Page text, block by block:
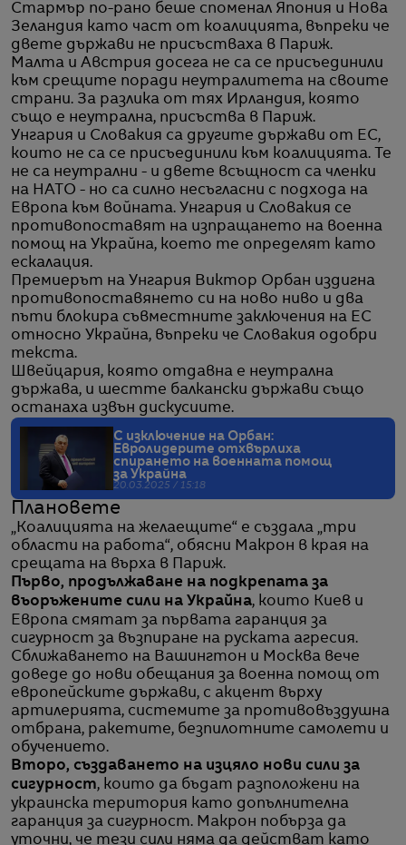
Стармър по-рано беше споменал Япония и Нова
Зеландия като част от коалицията, въпреки че
двете държави не присъстваха в Париж.
Малта и Австрия досега не са се присъединили
към срещите поради неутралитета на своите
страни. За разлика от тях Ирландия, която
също е неутрална, присъства в Париж.
Унгария и Словакия са другите държави от ЕС,
които не са се присъединили към коалицията. Те
не са неутрални - и двете всъщност са членки
на НАТО - но са силно несъгласни с подхода на
Европа към войната. Унгария и Словакия се
противопоставят на изпращането на военна
помощ на Украйна, което те определят като
ескалация.
Премиерът на Унгария Виктор Орбан издигна
противопоставянето си на ново ниво и два
пъти блокира съвместните заключения на ЕС
относно Украйна, въпреки че Словакия одобри
текста.
Швейцария, която отдавна е неутрална
държава, и шестте балкански държави също
останаха извън дискусиите.
С изключение на Орбан:
Евролидерите отхвърлиха
спирането на военната помощ
за Украйна
20.03.2025 / 15:18
Плановете
„Коалицията на желаещите“ е създала „три
области на работа“, обясни Макрон в края на
срещата на върха в Париж.
Първо, продължаване на подкрепата за
въоръжените сили на Украйна, които Киев и
Европа смятат за първата гаранция за
сигурност за възпиране на руската агресия.
Сближаването на Вашингтон и Москва вече
доведе до нови обещания за военна помощ от
европейските държави, с акцент върху
артилерията, системите за противовъздушна
отбрана, ракетите, безпилотните самолети и
обучението.
Второ, създаването на изцяло нови сили за
сигурност, които да бъдат разположени на
украинска територия като допълнителна
гаранция за сигурност. Макрон побърза да
уточни, че тези сили няма да действат като